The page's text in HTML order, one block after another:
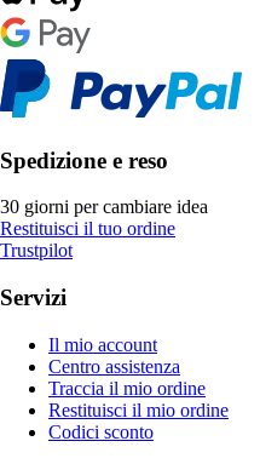
Spedizione e reso
30 giorni per cambiare idea
Restituisci il tuo ordine
Trustpilot
Servizi
Il mio account
Centro assistenza
Traccia il mio ordine
Restituisci il mio ordine
Codici sconto